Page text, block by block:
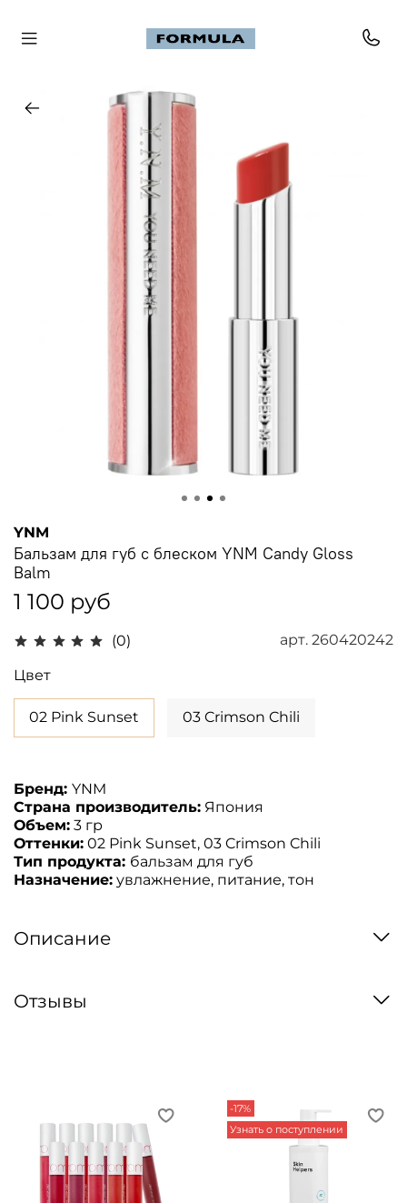
(0) арт. 260420242
YNM
Бальзам для губ с блеском YNM Candy Gloss
Balm
1 100 руб
Цвет
02 Pink Sunset 03 Crimson Chili
Бренд: YNM
Страна производитель: Япония
Объем: 3 гр
Оттенки: 02 Pink Sunset, 03 Crimson Chili
Тип продукта: бальзам для губ
Назначение: увлажнение, питание, тон
Описание
Отзывы
-17%
Узнать о поступлении